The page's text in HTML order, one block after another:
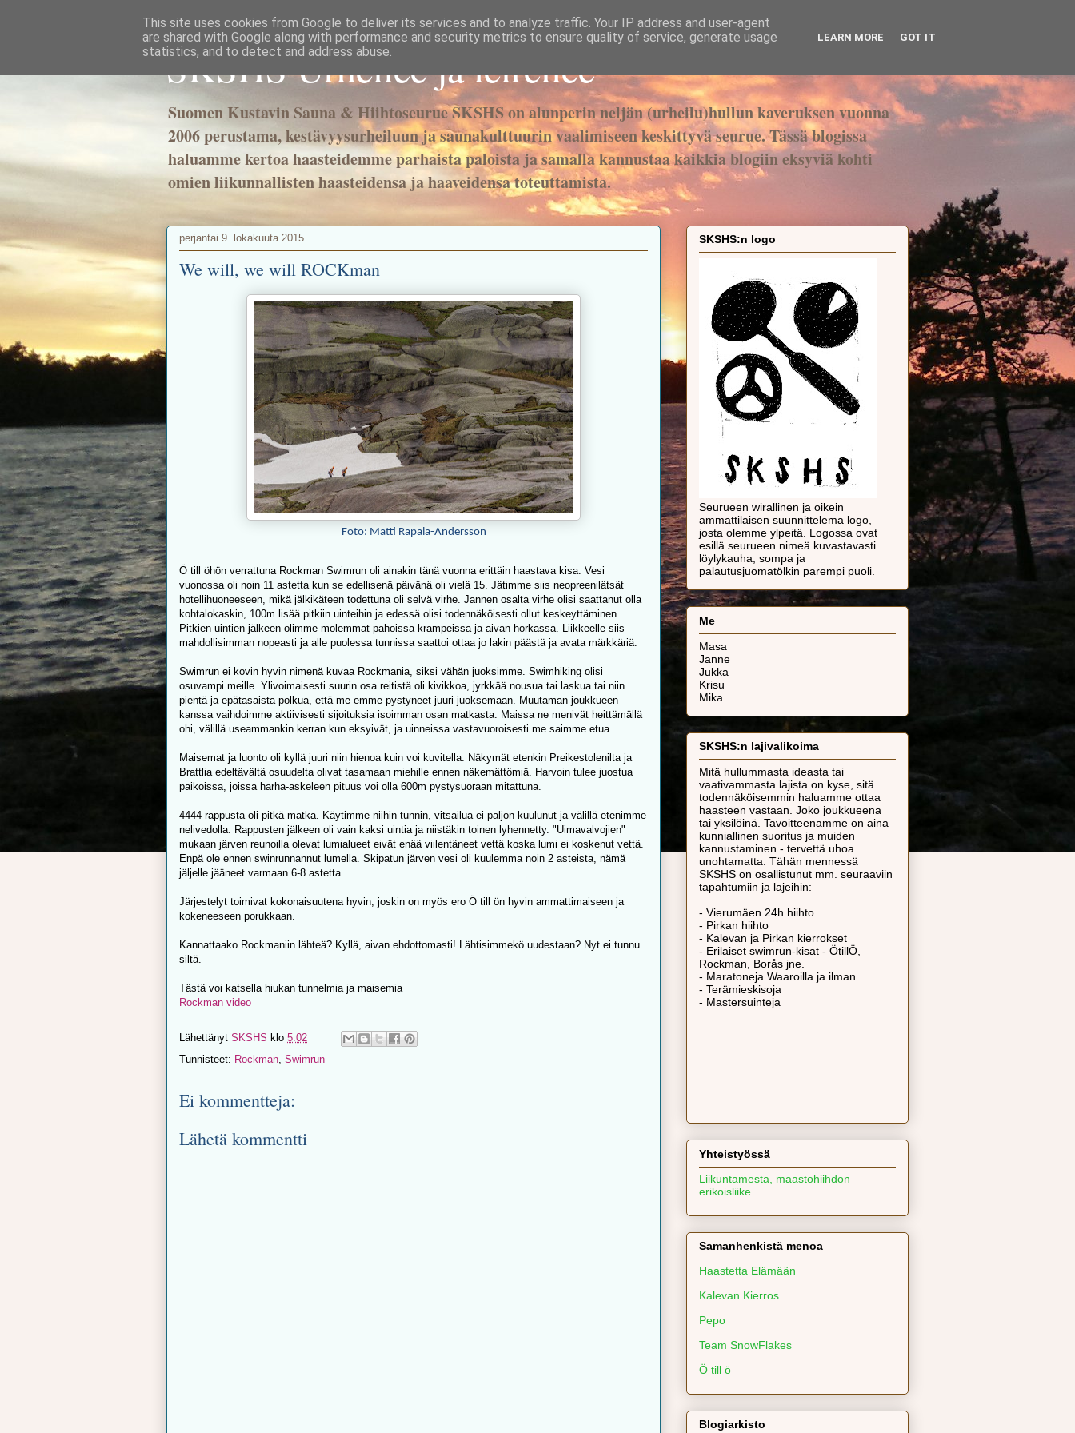
SKSHS Urheilee ja leireilee
Suomen Kustavin Sauna & Hiihtoseurue SKSHS on alunperin neljän (urheilu)hullun kaveruksen vuonna
2006 perustama, kestävyysurheiluun ja saunakulttuurin vaalimiseen keskittyvä seurue. Tässä blogissa
haluamme kertoa haasteidemme parhaista paloista ja samalla kannustaa kaikkia blogiin eksyviä kohti
omien liikunnallisten haasteidensa ja haaveidensa toteuttamista.
perjantai 9. lokakuuta 2015
We will, we will ROCKman
Foto: Matti Rapala-Andersson
Ö till öhön verrattuna Rockman Swimrun oli ainakin tänä vuonna erittäin haastava kisa. Vesi
vuonossa oli noin 11 astetta kun se edellisenä päivänä oli vielä 15. Jätimme siis neopreenilätsät
hotellihuoneeseen, mikä jälkikäteen todettuna oli selvä virhe. Jannen osalta virhe olisi saattanut olla
kohtalokaskin, 100m lisää pitkiin uinteihin ja edessä olisi todennäköisesti ollut keskeyttäminen.
Pitkien uintien jälkeen olimme molemmat pahoissa krampeissa ja aivan horkassa. Liikkeelle siis
mahdollisimman nopeasti ja alle puolessa tunnissa saattoi ottaa jo lakin päästä ja avata märkkäriä.
Swimrun ei kovin hyvin nimenä kuvaa Rockmania, siksi vähän juoksimme. Swimhiking olisi
osuvampi meille. Ylivoimaisesti suurin osa reitistä oli kivikkoa, jyrkkää nousua tai laskua tai niin
pientä ja epätasaista polkua, että me emme pystyneet juuri juoksemaan. Muutaman joukkueen
kanssa vaihdoimme aktiivisesti sijoituksia isoimman osan matkasta. Maissa ne menivät heittämällä
ohi, välillä useammankin kerran kun eksyivät, ja uinneissa vastavuoroisesti me saimme etua.
Maisemat ja luonto oli kyllä juuri niin hienoa kuin voi kuvitella. Näkymät etenkin Preikestolenilta ja
Brattlia edeltävältä osuudelta olivat tasamaan miehille ennen näkemättömiä. Harvoin tulee juostua
paikoissa, joissa harha-askeleen pituus voi olla 600m pystysuoraan mitattuna.
4444 rappusta oli pitkä matka. Käytimme niihin tunnin, vitsailua ei paljon kuulunut ja välillä etenimme
nelivedolla. Rappusten jälkeen oli vain kaksi uintia ja niistäkin toinen lyhennetty. "Uimavalvojien"
mukaan järven reunoilla olevat lumialueet eivät enää viilentäneet vettä koska lumi ei koskenut vettä.
Enpä ole ennen swinrunnannut lumella. Skipatun järven vesi oli kuulemma noin 2 asteista, nämä
jäljelle jääneet varmaan 6-8 astetta.
Järjestelyt toimivat kokonaisuutena hyvin, joskin on myös ero Ö till ön hyvin ammattimaiseen ja
kokeneeseen porukkaan.
Kannattaako Rockmaniin lähteä? Kyllä, aivan ehdottomasti! Lähtisimmekö uudestaan? Nyt ei tunnu
siltä.
Tästä voi katsella hiukan tunnelmia ja maisemia
Rockman video
Lähettänyt SKSHS klo 5.02
Tunnisteet: Rockman Swimrun
Ei kommentteja:
Lähetä kommentti
SKSHS:n logo
Seurueen wirallinen ja oikein
ammattilaisen suunnittelema logo,
josta olemme ylpeitä. Logossa ovat
esillä seurueen nimeä kuvastavasti
löylykauha, sompa ja
palautusjuomatölkin parempi puoli.
Me
Masa
Janne
Jukka
Krisu
Mika
SKSHS:n lajivalikoima
Mitä hullummasta ideasta tai
vaativammasta lajista on kyse, sitä
todennäköisemmin haluamme ottaa
haasteen vastaan. Joko joukkueena
tai yksilöinä. Tavoitteenamme on aina
kunniallinen suoritus ja muiden
kannustaminen - tervettä uhoa
unohtamatta. Tähän mennessä
SKSHS on osallistunut mm. seuraaviin
tapahtumiin ja lajeihin:
- Vierumäen 24h hiihto
- Pirkan hiihto
- Kalevan ja Pirkan kierrokset
- Erilaiset swimrun-kisat - ÖtillÖ,
Rockman, Borås jne.
- Maratoneja Waaroilla ja ilman
- Terämieskisoja
- Mastersuinteja
Yhteistyössä
Liikuntamesta, maastohiihdon
erikoisliike
Samanhenkistä menoa
Haastetta Elämään
Kalevan Kierros
Pepo
Team SnowFlakes
Ö till ö
Blogiarkisto
This site uses cookies from Google to deliver its services and to analyze traffic. Your IP address and user-agent
are shared with Google along with performance and security metrics to ensure quality of service, generate usage
statistics, and to detect and address abuse.
LEARN MORE GOT IT